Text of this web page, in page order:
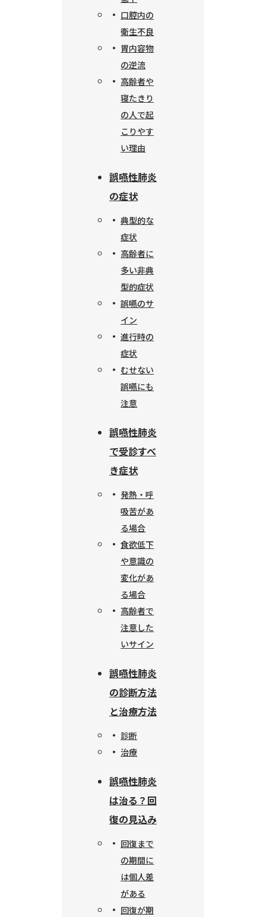
口腔内の
衛生不良
胃内容物
の逆流
高齢者や
寝たきり
の人で起
こりやす
い理由
誤嚥性肺炎
の症状
典型的な
症状
高齢者に
多い非典
型的症状
誤嚥のサ
イン
進行時の
症状
むせない
誤嚥にも
注意
誤嚥性肺炎
で受診すべ
き症状
発熱・呼
吸苦があ
る場合
食欲低下
や意識の
変化があ
る場合
高齢者で
注意した
いサイン
誤嚥性肺炎
の診断方法
と治療方法
診断
治療
誤嚥性肺炎
は治る？回
復の見込み
回復まで
の期間に
は個人差
がある
回復が期